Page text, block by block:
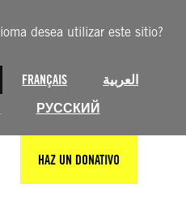
desea utilizar este sitio?
FRANÇAIS
العربية
РУССКИЙ
HAZ UN DONATIVO